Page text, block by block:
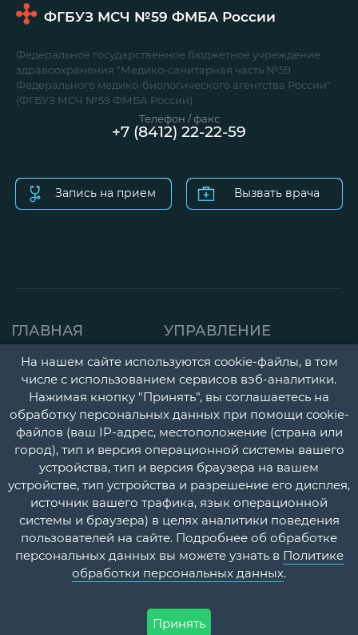
ФГБУЗ МСЧ №59 ФМБА России
Федеральное государственное бюджетное учреждение
здравоохранения "Медико-санитарная часть №59
Федерального медико-биологического агентства России"
(ФГБУЗ МСЧ №59 ФМБА России)
ГЛАВНАЯ
О НАС
НОВОСТИ
ДОКУМЕНТЫ
УЧЕТНАЯ
ПОЛИТИКА
КОНТАКТЫ
ВОПРОС-
ОТВЕТ
УПРАВЛЕНИЕ
ДЕТСКАЯ
ГОРОДСКАЯ
ПОЛИКЛИНИКА
ПЕРИНАТАЛЬНЫЙ
И НАРКОЛОГИЧЕСКИЙ
ДИСПАНСЕРЫ
СТАЦИОНАР
ПЛАТНЫЕ
Запись на прием Вызвать врача
Телефон / факс
+7 (8412) 22-22-59
На нашем сайте используются cookie-файлы, в том
числе с использованием сервисов вэб-аналитики.
Нажимая кнопку "Принять", вы соглашаетесь на
обработку персональных данных при помощи cookie-
файлов (ваш IP-адрес, местоположение (страна или
город), тип и версия операционной системы вашего
устройства, тип и версия браузера на вашем
устройстве, тип устройства и разрешение его дисплея,
источник вашего трафика, язык операционной
системы и браузера) в целях аналитики поведения
пользователей на сайте. Подробнее об обработке
персональных данных вы можете узнать в Политике
обработки персональных данных
Принять